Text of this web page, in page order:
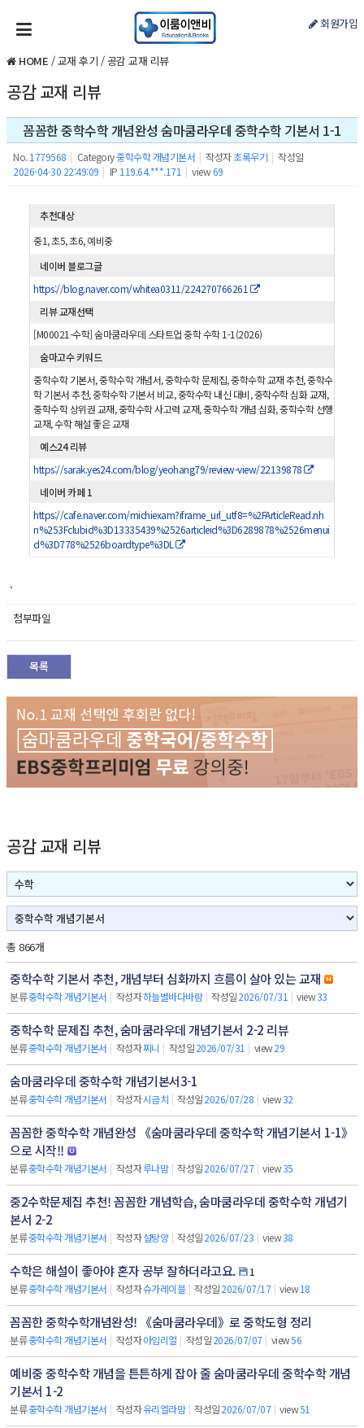
회원가입
HOME /교재 후기 /공감 교재 리뷰
공감 교재 리뷰
꼼꼼한 중학수학 개념완성 숨마쿰라우데 중학수학 기본서 1-1
No. 1779568 | Category중학수학 개념기본서 | 작성자초록우기 | 작성일
2026-04-30 22:49:09 | IP 119.64.***.171 | view69
추천대상
중1, 초5, 초6, 예비중
네이버 블로그글
https://blog.naver.com/whitea0311/224270766261
리뷰 교재선택
[M00021-수학] 숨마쿰라우데 스타트업 중학 수학 1-1(2026)
숨마고수 키워드
중학수학 기본서, 중학수학 개념서, 중학수학 문제집, 중학수학 교재 추천, 중학수
학 기본서 추천, 중학수학 기본서 비교, 중학수학 내신 대비, 중학수학 심화 교재,
중학수학 상위권 교재, 중학수학 사고력 교재, 중학수학 개념 심화, 중학수학 선행
교재, 수학 해설 좋은 교재
예스24 리뷰
https://sarak.yes24.com/blog/yeohang79/review-view/22139878
네이버 카페 1
https://cafe.naver.com/michiexam?iframe_url_utf8=%2FArticleRead.nh
n%253Fclubid%3D13335439%2526articleid%3D6289878%2526menui
d%3D778%2526boardtype%3DL
.
첨부파일
목록
공감 교재 리뷰
총 866개
중학수학 기본서 추천, 개념부터 심화까지 흐름이 살아 있는 교재
분류중학수학 개념기본서 | 작성자하늘별바다바람 | 작성일2026/07/31 | view33
중학수학 문제집 추천, 숨마쿰라우데 개념기본서 2-2 리뷰
분류중학수학 개념기본서 | 작성자찌니 | 작성일2026/07/31 | view29
숨마쿰라우데 중학수학 개념기본서3-1
분류중학수학 개념기본서 | 작성자시금치 | 작성일2026/07/28 | view32
꼼꼼한 중학수학 개념완성 《숨마쿰라우데 중학수학 개념기본서 1-1》
으로 시작!!
분류중학수학 개념기본서 | 작성자루나맘 | 작성일2026/07/27 | view35
중2수학문제집 추천! 꼼꼼한 개념학습, 숨마쿰라우데 중학수학 개념기
본서 2-2
분류중학수학 개념기본서 | 작성자설탕양 | 작성일2026/07/23 | view38
수학은 해설이 좋아야 혼자 공부 잘하더라고요.
1
분류중학수학 개념기본서 | 작성자슈가레이블 | 작성일2026/07/17 | view18
꼼꼼한 중학수학개념완성! 《숨마쿰라우데》로 중학도형 정리
분류중학수학 개념기본서 | 작성자아임리얼 | 작성일2026/07/07 | view56
예비중 중학수학 개념을 튼튼하게 잡아 줄 숨마쿰라우데 중학수학 개념
기본서 1-2
분류중학수학 개념기본서 | 작성자유리엘라맘 | 작성일2026/07/07 | view51